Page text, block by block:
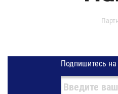
Подпишитесь